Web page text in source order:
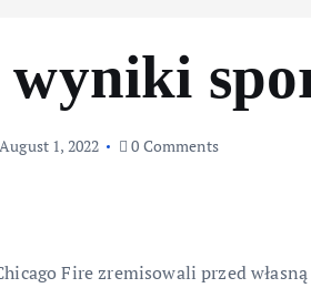
wyniki
August 1, 2022 0 Comments
Fire zremisowali przed